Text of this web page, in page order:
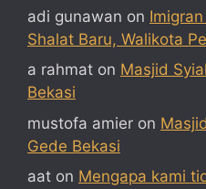
adi gunawan on
Shalat Baru, Walikota
a rahmat on Masjid
Bekasi
mustofa amier on
Gede Bekasi
aat on Mengapa kami